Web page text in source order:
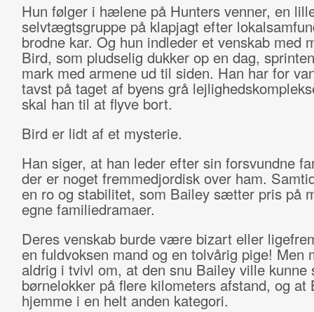
Hun følger i hælene på Hunters venner, en
selvtægtsgruppe på klapjagt efter
brodne kar. Og hun indleder et venskab med
Bird, som pludselig dukker op en dag,
mark med armene ud til siden. Han har for
tavst på taget af byens grå
skal han til at flyve bort.
Bird er lidt af et mysterie.
Han siger, at han leder efter sin forsvundne
der er noget fremmedjordisk over ham.
en ro og stabilitet, som Bailey sætter pris på
egne familiedramaer.
Deres venskab burde være bizart eller
en fuldvoksen mand og en tolvårig pige! Men
aldrig i tvivl om, at den snu Bailey ville kunne
børnelokker på flere kilometers afstand, og at
hjemme i en helt anden kategori.